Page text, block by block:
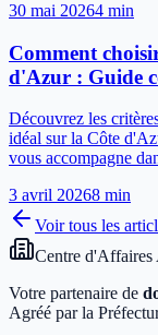
30 mai 20264 min
Comment
d'Azur : Guide
Découvrez les
idéal sur la Côte
vous accompagne
3 avril 20268 min
Voir tous les
Centre d'Affaires
Votre partenaire de
Agréé par la